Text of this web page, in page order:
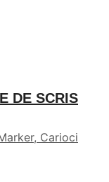
DE SCRIS
Carioci